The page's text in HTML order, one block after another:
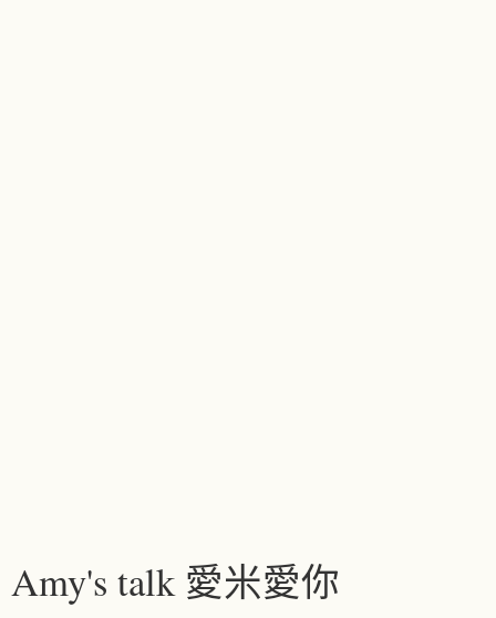
Amy's talk 愛米愛你